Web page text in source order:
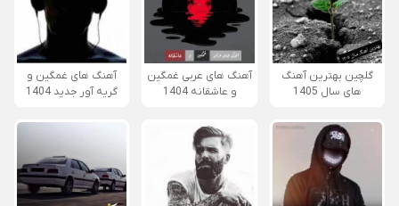
گلچین بهترین آهنگ
های سال 1405
آهنگ های عربی غمگین
و عاشقانه 1404
آهنگ های غمگین و
گریه آور جدید 1404